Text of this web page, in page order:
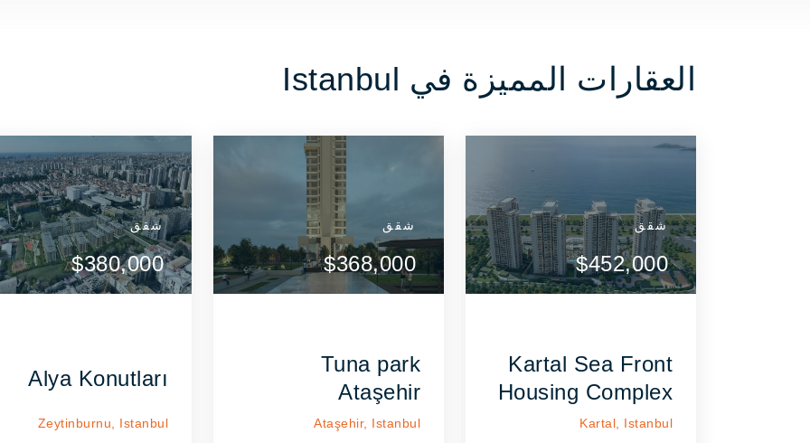
العقارات المميزة في Istanbul
عرض التفاصيل
اتصل بالوكيل
شقق
$452,000
Kartal Sea Front
Housing Complex
Kartal, Istanbul
عرض التفاصيل
اتصل بالوكيل
شقق
$368,000
شقق
$368,000
Tuna park
Ataşehir
Ataşehir, Istanbul
شقق
$380,000
شقق
$380,000
شقق
$380,000
Alya Konutları
Zeytinburnu, Istanbul
شقق
$665,000
شقق
$665,000
عرض التفاصيل
اتصل بالوكيل